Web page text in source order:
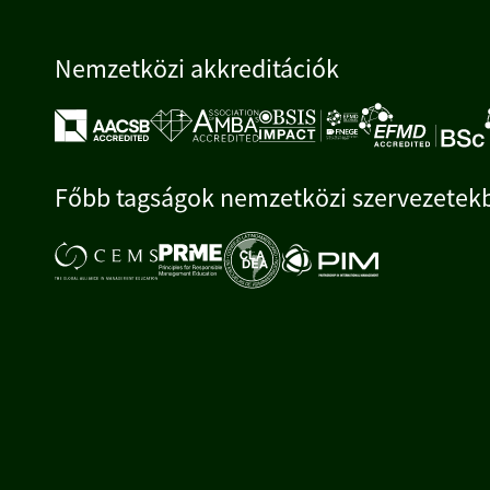
Nemzetközi akkreditációk
Főbb tagságok nemzetközi